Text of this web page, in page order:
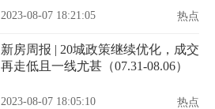
2023-08-07 18:21:05 热点
新房周报 | 20城政策继续优化，成交
再走低且一线尤甚（07.31-08.06）
2023-08-07 18:05:10 热点